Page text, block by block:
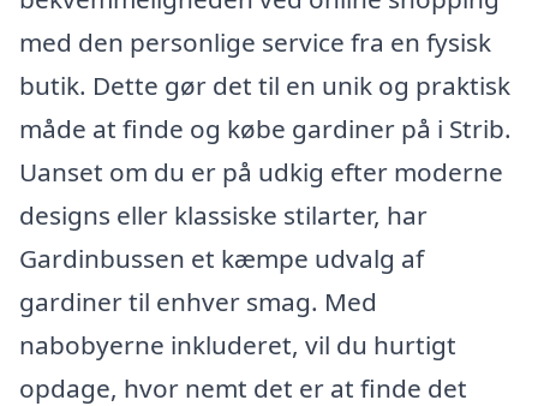
med den personlige service fra en fysisk
butik. Dette gør det til en unik og praktisk
måde at finde og købe gardiner på i Strib.
Uanset om du er på udkig efter moderne
designs eller klassiske stilarter, har
Gardinbussen et kæmpe udvalg af
gardiner til enhver smag. Med
nabobyerne inkluderet, vil du hurtigt
opdage, hvor nemt det er at finde det